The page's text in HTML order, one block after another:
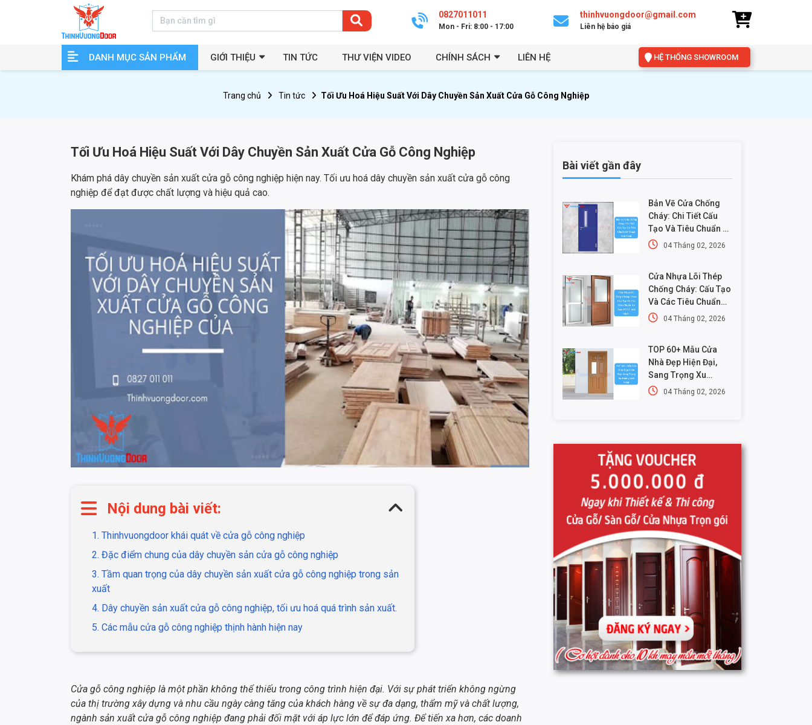
0827011011
Mon - Fri: 8:00 - 17:00
thinhvuongdoor@gmail.com
Liên hệ báo giá
DANH MỤC SẢN PHẨM GIỚI THIỆU TIN TỨC THƯ VIỆN VIDEO CHÍNH SÁCH LIÊN HỆ HỆ THỐNG SHOWROOM
Trang chủ Tin tức Tối Ưu Hoá Hiệu Suất Với Dây Chuyền Sản Xuất Cửa Gỗ Công Nghiệp
Tối Ưu Hoá Hiệu Suất Với Dây Chuyền Sản Xuất Cửa Gỗ Công Nghiệp
Khám phá dây chuyền sản xuất cửa gỗ công nghiệp hiện nay. Tối ưu hoá dây chuyền sản xuất cửa gỗ công
nghiệp để đạt được chất lượng và hiệu quả cao.
Nội dung bài viết:
1. Thinhvuongdoor khái quát về cửa gỗ công nghiệp
2. Đặc điểm chung của dây chuyền sản cửa gỗ công nghiệp
3. Tầm quan trọng của dây chuyền sản xuất cửa gỗ công nghiệp trong sản
xuất
4. Dây chuyền sản xuất cửa gỗ công nghiệp, tối ưu hoá quá trình sản xuất.
5. Các mẫu cửa gỗ công nghiệp thịnh hành hiện nay
Cửa gỗ công nghiệp là một phần không thể thiếu trong công trình hiện đại. Với sự phát triển không ngừng
của thị trường xây dựng và nhu cầu ngày càng tăng của khách hàng về sự đa dạng, thẩm mỹ và chất lượng,
ngành sản xuất cửa gỗ công nghiệp đang phải đối mặt với áp lực lớn để đáp ứng. Để tiến xa hơn, các doanh
Bài viết gần đây
Bản Vẽ Cửa Chống
Cháy: Chi Tiết Cấu
Tạo Và Tiêu Chuẩn Kỹ
Thuật Mới Nhất
04 Tháng 02, 2026
Cửa Nhựa Lõi Thép
Chống Cháy: Cấu Tạo
Và Các Tiêu Chuẩn
An Toàn PCCC Mới
04 Tháng 02, 2026
TOP 60+ Mẫu Cửa
Nhà Đẹp Hiện Đại,
Sang Trọng Xu
Hướng Mới Nhất
04 Tháng 02, 2026